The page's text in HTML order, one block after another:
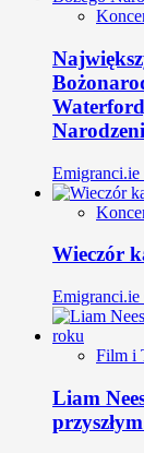
Emigranci.ie
Wieczór
Emigranci.ie
Film i
Liam